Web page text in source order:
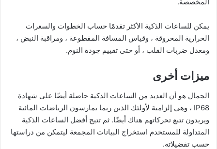
يمكن للساعات الذكية الأكثر تقدمًا حساب الخطوات والسعرات
الحرارية المحروقة ، وقياس المسافة المقطوعة ، ومراقبة النبض ،
ومعدل ضربات القلب ، أو حتى تقييم جودة النوم.
ميزات أخرى
الجمال هو أن العديد من الساعات الذكية حاصلة أيضًا على شهادة
IP68 ، وهي إلزامية لأولئك الذين ربما يمارسون الرياضات المائية
ويريدون تتبع تحركاتهم هناك أيضًا. ثم تتيح أفضل الساعات الذكية
المتداولة للمستخدم استخراج البيانات المجمعة ليتمكن من دراستها
حسب تفضيلاته.